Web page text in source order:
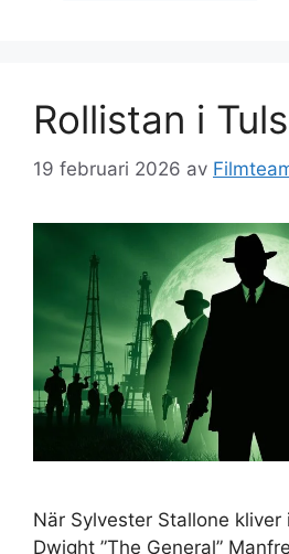
Rollistan i
19 februari 2026 av
När Sylvester Stallone kliver
Dwight ”The General”